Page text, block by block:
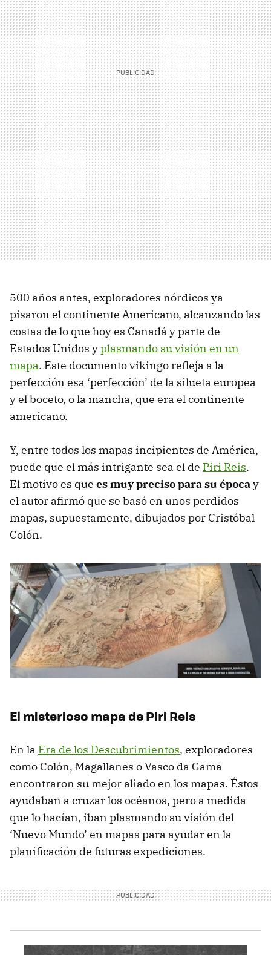
500 años antes, exploradores nórdicos ya
pisaron el continente Americano, alcanzando las
costas de lo que hoy es Canadá y parte de
Estados Unidos yplasmando su visión en un
mapa. Este documento vikingo refleja a la
perfección esa ‘perfección’ de la silueta europea
y el boceto, o la mancha, que era el continente
americano.
Y, entre todos los mapas incipientes de América,
puede que el más intrigante sea el de Piri Reis.
El motivo es que es muy preciso para su épocay
el autor afirmó que se basó en unos perdidos
mapas, supuestamente, dibujados por Cristóbal
Colón.
El misterioso mapa de Piri Reis
En la Era de los Descubrimientos, exploradores
como Colón, Magallanes o Vasco da Gama
encontraron su mejor aliado en los mapas. Éstos
ayudaban a cruzar los océanos, pero a medida
que lo hacían, iban plasmando su visión del
‘Nuevo Mundo’ en mapas para ayudar en la
planificación de futuras expediciones.